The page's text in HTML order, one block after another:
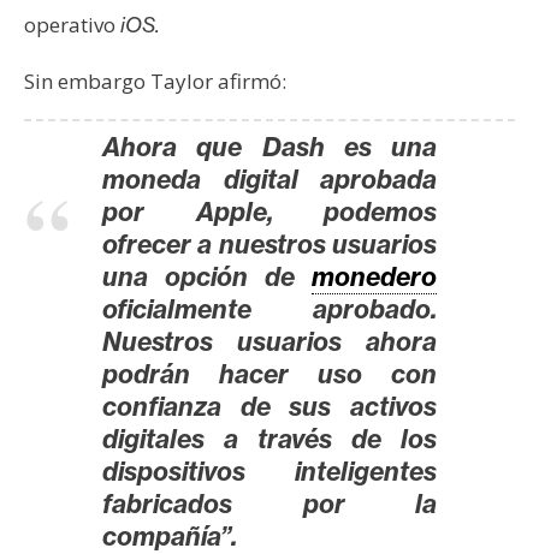
operativo iOS.
Sin embargo Taylor afirmó:
Ahora que Dash es una
moneda digital aprobada
por Apple, podemos
ofrecer a nuestros usuarios
una opción de monedero
oficialmente aprobado.
Nuestros usuarios ahora
podrán hacer uso con
confianza de sus activos
digitales a través de los
dispositivos inteligentes
fabricados por la
compañía”.